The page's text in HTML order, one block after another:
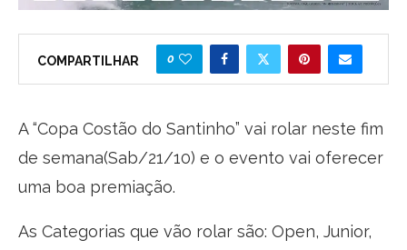
COMPARTILHAR 0
A “Copa Costão do Santinho” vai rolar neste fim
de semana(Sab/21/10) e o evento vai oferecer
uma boa premiação.
As Categorias que vão rolar são: Open, Junior,